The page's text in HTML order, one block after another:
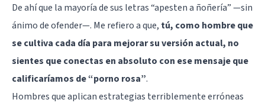
De ahí que la mayoría de sus letras “apesten a ñoñería” —sin
ánimo de ofender—. Me refiero a que, tú, como hombre que
se cultiva cada día para mejorar su versión actual, no
sientes que conectas en absoluto con ese mensaje que
calificaríamos de “porno rosa”.
Hombres que aplican estrategias terriblemente erróneas